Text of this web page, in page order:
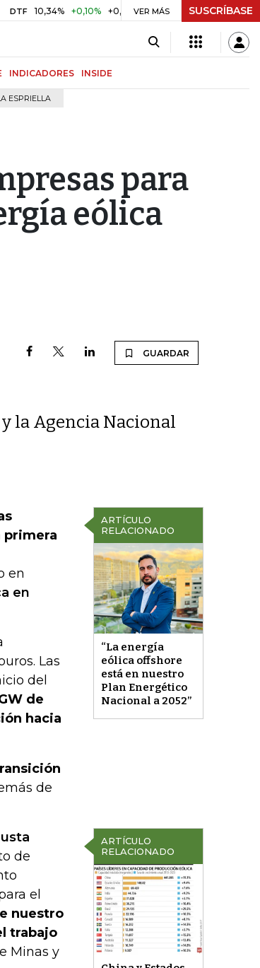
10,34% +0,10% +0,98% UVR $ 416,96 +$ 0,05 +0,01%
VER MÁS SUSCRÍBASE
INDICADORES INSIDE
ESPRIELLA
para
eólica
GUARDAR
la Agencia Nacional
ARTÍCULO
RELACIONADO
“La energía
eólica offshore
está en nuestro
Plan Energético
Nacional a 2052”
primera
en
en
Las
del
de
hacia
de
ARTÍCULO
RELACIONADO
de
el
nuestro
trabajo
Minas y